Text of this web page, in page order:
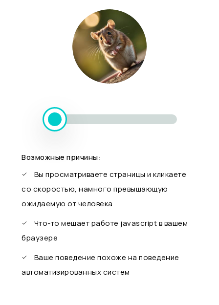
Возможные причины:
Вы просматриваете страницы и кликаете
со скоростью, намного превышающую
ожидаемую от человека
Что-то мешает работе javascript в вашем
браузере
Ваше поведение похоже на поведение
автоматизированных систем